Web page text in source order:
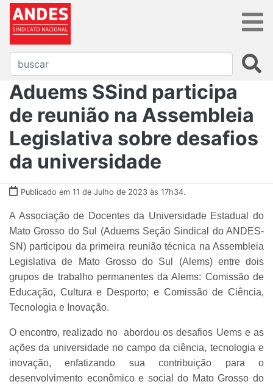
Aduems SSind participa
de reunião na Assembleia
Legislativa sobre desafios
da universidade
Publicado em 11 de Julho de 2023 às 17h34.
A Associação de Docentes da Universidade Estadual do
Mato Grosso do Sul (Aduems Seção Sindical do ANDES-
SN) participou da primeira reunião técnica na Assembleia
Legislativa de Mato Grosso do Sul (Alems) entre dois
grupos de trabalho permanentes da Alems: Comissão de
Educação, Cultura e Desporto; e Comissão de Ciência,
Tecnologia e Inovação.
O encontro, realizado no abordou os desafios Uems e as
ações da universidade no campo da ciência, tecnologia e
inovação, enfatizando sua contribuição para o
desenvolvimento econômico e social do Mato Grosso do